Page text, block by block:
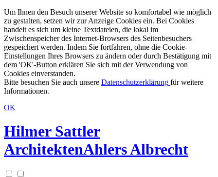
Um Ihnen den Besuch unserer Website so komfortabel wie möglich
zu gestalten, setzen wir zur Anzeige Cookies ein. Bei Cookies
handelt es sich um kleine Textdateien, die lokal im
Zwischenspeicher des Internet-Browsers des Seitenbesuchers
gespeichert werden. Indem Sie fortfahren, ohne die Cookie-
Einstellungen Ihres Browsers zu ändern oder durch Bestätigung mit
dem 'OK'-Button erklären Sie sich mit der Verwendung von
Cookies einverstanden.
Bitte besuchen Sie auch unsere Datenschutzerklärung für weitere
Informationen.
OK
Hilmer Sattler
ArchitektenAhlers Albrecht